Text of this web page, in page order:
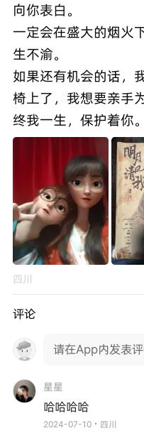
向你表白。
一定会在盛大的烟火
生不渝。
如果还有机会的话，
椅上了，我想要亲手
终我一生，保护着你。
四川
评论
请在App内发表
星星
哈哈哈哈
2024-07-10・四川